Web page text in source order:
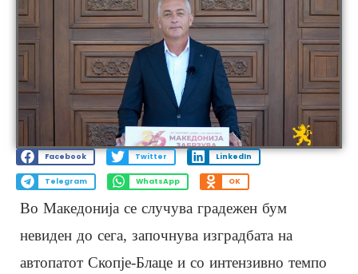
Facebook Twitter LinkedIn
Telegram WhatsApp OK
Во Македонија се случува градежен бум
невиден до сега, започнува изградбата на
автопатот Скопје-Блаце и со интензивно темпо